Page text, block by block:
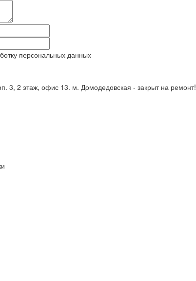
персональных данных
3, 2 этаж, офис 13. м. Домодедовская - закрыт на ремонт!